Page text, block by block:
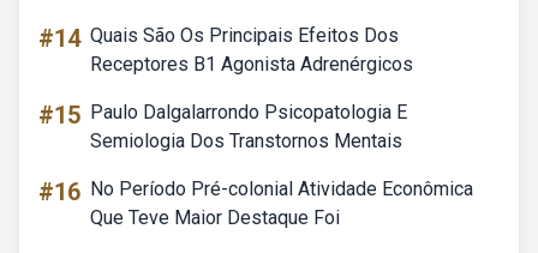
#14 Quais São Os Principais Efeitos Dos
Receptores B1 Agonista Adrenérgicos
#15 Paulo Dalgalarrondo Psicopatologia E
Semiologia Dos Transtornos Mentais
#16 No Período Pré-colonial Atividade Econômica
Que Teve Maior Destaque Foi